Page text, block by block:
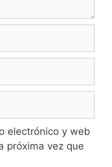
electrónico y web
próxima vez que